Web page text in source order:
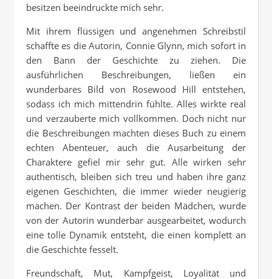
besitzen beeindruckte mich sehr.
Mit ihrem flüssigen und angenehmen Schreibstil
schaffte es die Autorin, Connie Glynn, mich sofort in
den Bann der Geschichte zu ziehen. Die
ausführlichen Beschreibungen, ließen ein
wunderbares Bild von Rosewood Hill entstehen,
sodass ich mich mittendrin fühlte. Alles wirkte real
und verzauberte mich vollkommen. Doch nicht nur
die Beschreibungen machten dieses Buch zu einem
echten Abenteuer, auch die Ausarbeitung der
Charaktere gefiel mir sehr gut. Alle wirken sehr
authentisch, bleiben sich treu und haben ihre ganz
eigenen Geschichten, die immer wieder neugierig
machen. Der Kontrast der beiden Mädchen, wurde
von der Autorin wunderbar ausgearbeitet, wodurch
eine tolle Dynamik entsteht, die einen komplett an
die Geschichte fesselt.
Freundschaft, Mut, Kampfgeist, Loyalität und